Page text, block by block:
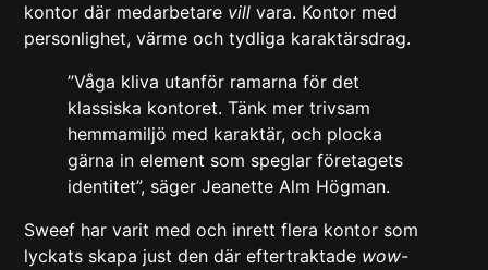
kontor där medarbetare vill vara. Kontor med
personlighet, värme och tydliga karaktärsdrag.
”Våga kliva utanför ramarna för det
klassiska kontoret. Tänk mer trivsam
hemmamiljö med karaktär, och plocka
gärna in element som speglar företagets
identitet”, säger Jeanette Alm Högman.
Sweef har varit med och inrett flera kontor som
lyckats skapa just den där eftertraktade wow-